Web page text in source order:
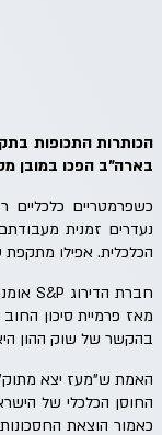
הכותרות התכופות
בארה"ב הפכו במובן
כשפרמטריים
הכלכלית. אפילו
מאז פרמיית סיכון
בהקשר של שוק ההון
האמת ש"מעז יצא מתוק"
החוסן הכלכלי של
כאמור הוצאת